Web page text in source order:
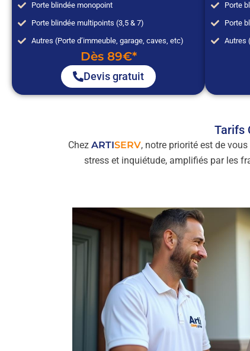
Porte blindée monopoint
Porte blindée multipoints (3,5 & 7)
Autres (Porte d’immeuble, garage, caves, etc)
Dès 89€*
Devis gratuit
Porte
Porte
Autres
Tarifs
Chez ARTISERV, notre priorité est de
stress et inquiétude, amplifiés par les